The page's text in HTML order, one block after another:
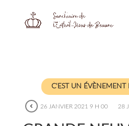
C'EST UN ÉVÈNEMENT
26 JANVIER 2021 9 H 00 28